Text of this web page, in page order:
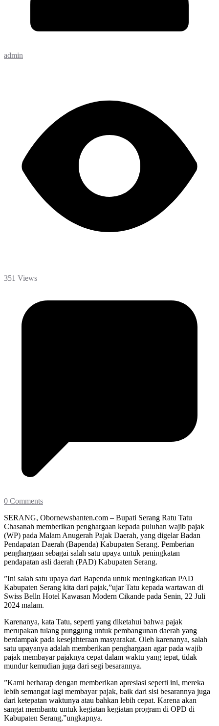
admin
351 Views
0 Comments
SERANG, Obornewsbanten.com – Bupati Serang Ratu Tatu
Chasanah memberikan penghargaan kepada puluhan wajib pajak
(WP) pada Malam Anugerah Pajak Daerah, yang digelar Badan
Pendapatan Daerah (Bapenda) Kabupaten Serang. Pemberian
penghargaan sebagai salah satu upaya untuk peningkatan
pendapatan asli daerah (PAD) Kabupaten Serang.
”Ini salah satu upaya dari Bapenda untuk meningkatkan PAD
Kabupaten Serang kita dari pajak,”ujar Tatu kepada wartawan di
Swiss Belln Hotel Kawasan Modern Cikande pada Senin, 22 Juli
2024 malam.
Karenanya, kata Tatu, seperti yang diketahui bahwa pajak
merupakan tulang punggung untuk pembangunan daerah yang
berdampak pada kesejahteraan masyarakat. Oleh karenanya, salah
satu upayanya adalah memberikan penghargaan agar pada wajib
pajak membayar pajaknya cepat dalam waktu yang tepat, tidak
mundur kemudian juga dari segi besarannya.
”Kami berharap dengan memberikan apresiasi seperti ini, mereka
lebih semangat lagi membayar pajak, baik dari sisi besarannya juga
dari ketepatan waktunya atau bahkan lebih cepat. Karena akan
sangat membantu untuk kegiatan kegiatan program di OPD di
Kabupaten Serang,”ungkapnya.